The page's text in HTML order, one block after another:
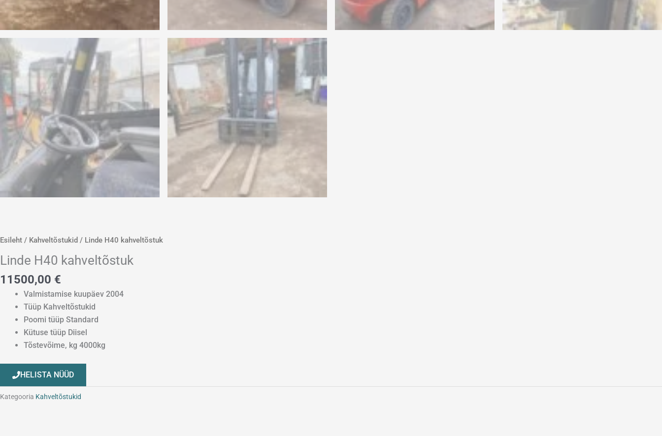
Esileht / Kahveltõstukid / Linde H40 kahveltõstuk
Linde H40 kahveltõstuk
11500,00 €
Valmistamise kuupäev 2004
Tüüp Kahveltõstukid
Poomi tüüp Standard
Kütuse tüüp Diisel
Tõstevõime, kg 4000kg
HELISTA NÜÜD
Kategooria Kahveltõstukid